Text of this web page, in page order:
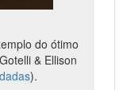
do ótimo
& Ellison
).